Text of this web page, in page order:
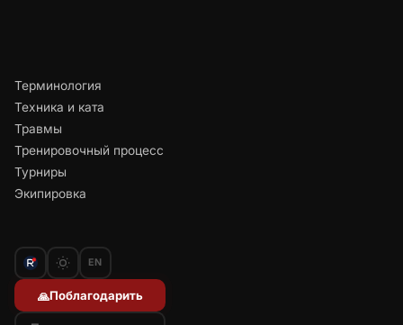
Терминология
Техника и ката
Травмы
Тренировочный процесс
Турниры
Экипировка
EN
🙏Поблагодарить